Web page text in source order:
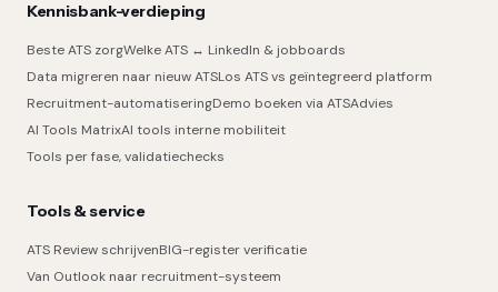
Kennisbank-verdieping
Beste ATS zorgWelke ATS ↔ LinkedIn & jobboards
Data migreren naar nieuw ATSLos ATS vs geïntegreerd platform
Recruitment-automatiseringDemo boeken via ATSAdvies
AI Tools MatrixAI tools interne mobiliteit
Tools per fase, validatiechecks
Tools & service
ATS Review schrijvenBIG-register verificatie
Van Outlook naar recruitment-systeem